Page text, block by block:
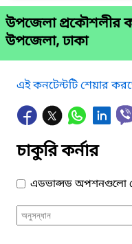
উপজেলা প্রকৌশলীর
উপজেলা, ঢাকা
এই কনটেন্টটি শেয়ার
চাকুরি কর্নার
এডভান্সড অপশনগুলো